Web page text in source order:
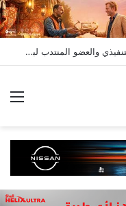
وزير الشباب والرياضة يلتقي بالرئيس التنفيذي والعضو المنتدب لبنك saib لبحث تعزيز التعاون المشترك بين الجانبين